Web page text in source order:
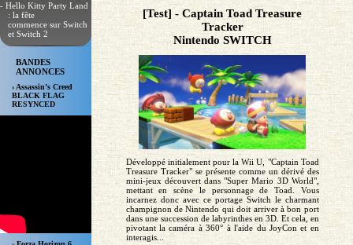
- Hello Kitty Party Land
: la fête
commence sur Switch
et Switch 2
BANDES
ANNONCES
› Assassin’s Creed
BLACK FLAG
RESYNCED
[Test] - Captain Toad Treasure
Tracker
Nintendo SWITCH
Développé initialement pour la Wii U, "Captain Toad
Treasure Tracker" se présente comme un dérivé des
mini-jeux découvert dans "Super Mario 3D World",
mettant en scène le personnage de Toad. Vous
incarnez donc avec ce portage Switch le charmant
champignon de Nintendo qui doit arriver à bon port
dans une succession de labyrinthes en 3D. Et cela, en
pivotant la caméra à 360° à l'aide du JoyCon et en
interagis...